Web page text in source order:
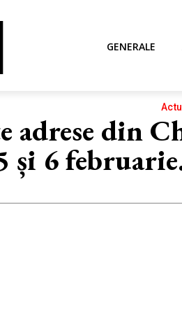
GENERALE
adrese din
și 6